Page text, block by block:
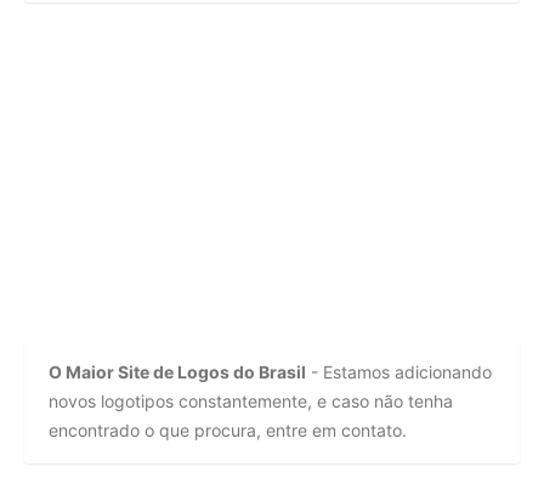
O Maior Site de Logos do Brasil - Estamos adicionando
novos logotipos constantemente, e caso não tenha
encontrado o que procura, entre em contato.